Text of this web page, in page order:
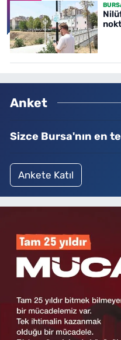
Anket
Sizce Bursa'nın en
Ankete Katıl